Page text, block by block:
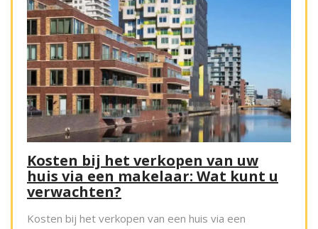
Kosten bij het verkopen van uw
huis via een makelaar: Wat kunt u
verwachten?
Kosten bij het verkopen van een huis via een